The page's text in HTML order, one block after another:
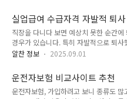
사업 등 주민 생활과 직결되는 곳에 쓰입
용을 부담할 수 없으니,..
수 있습니다. 오늘은 퇴직금 중간정산이
점, 그리고 실제로 유리한 경우와 불리한
펴보겠습니다. 나의 예상 퇴직금 계산
산퇴직금 중간정산은 말 그대로 최종
일부 정산받는 제도입니다.하지만 모든
에서 정한 사유가 있을 때만 가능합니다.
족하다거나 단순한 소비 목적으로는 ..
실업급여 수급자격 자발적 퇴사
직장을 다니다 보면 예상치 못한 순간
경우가 있습니다. 특히 자발적으로 퇴
를 받을 수 있을까?"라는 의문이 생기곤
급된다고 생각하지만, 사실 자발적 퇴사
수급이 가능합니다. 오늘은 바로 이 자발
수급자격에 대해 살펴보겠습니다. 내 실
알찬 정보 2025.09.01
운전자보험 비교사이트 추천
운전자보험, 가입하려고 보니 종류도